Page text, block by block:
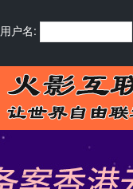
用户名: